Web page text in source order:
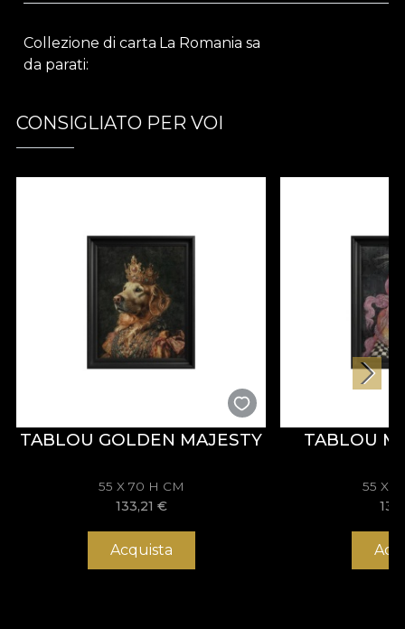
Collezione di carta
da parati
La Romania sa
CONSIGLIATO PER VOI
TABLOU GOLDEN MAJESTY
55 X 70 H CM
133,21 €
Acquista
TABLOU
55 X